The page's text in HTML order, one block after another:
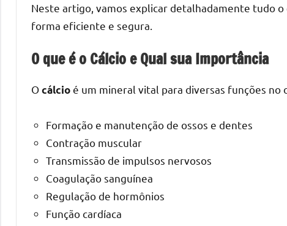
Neste artigo, vamos explicar detalhadamente tudo
forma eficiente e segura.
O que é o Cálcio e Qual sua Importância
Ocálcioé um mineral vital para diversas funções no
Formação e manutenção de ossos e dentes
Contração muscular
Transmissão de impulsos nervosos
Coagulação sanguínea
Regulação de hormônios
Função cardíaca